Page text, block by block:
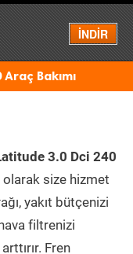
İNDİR
Menü
Bakımı
3.0 Dci 240
olarak size hizmet
yakıt bütçenizi
filtrenizi
Fren